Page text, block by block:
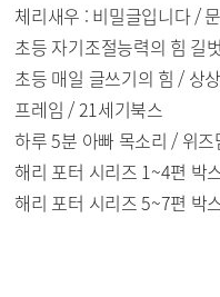
체리새우 : 비밀글입니다 /
초등 자기조절능력의 힘 길벗
초등 매일 글쓰기의 힘 / 상
프레임 / 21세기북스
하루 5분 아빠 목소리 / 위즈
해리 포터 시리즈 1~4편 박
해리 포터 시리즈 5~7편 박